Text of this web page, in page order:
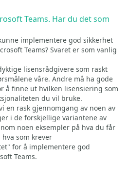
Teams. Har du det som
implementere god sikkerhet
Teams? Svaret er som vanlig
lisensrådgivere som raskt
våre. Andre må ha gode
å finne ut hvilken lisensiering som
du vil bruke.
en rask gjennomgang av noen av
i de forskjellige variantene av
noen eksempler på hva du får
som krever
for å implementere god
Teams.